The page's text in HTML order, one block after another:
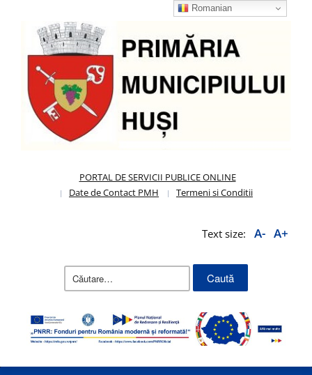
PORTAL DE SERVICII PUBLICE ONLINE
Date de Contact PMH
Termeni si Conditii
Text size: A- A+
Caută
Romanian